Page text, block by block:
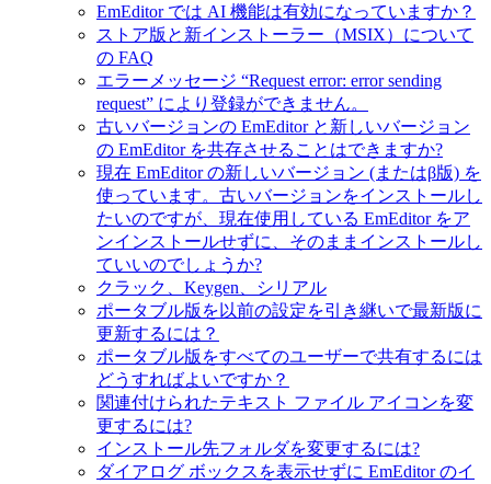
EmEditor では AI 機能は有効になっていますか？
ストア版と新インストーラー（MSIX）について
の FAQ
エラーメッセージ “Request error: error sending
request” により登録ができません。
古いバージョンの EmEditor と新しいバージョン
の EmEditor を共存させることはできますか?
現在 EmEditor の新しいバージョン (またはβ版) を
使っています。古いバージョンをインストールし
たいのですが、現在使用している EmEditor をア
ンインストールせずに、そのままインストールし
ていいのでしょうか?
クラック、Keygen、シリアル
ポータブル版を以前の設定を引き継いで最新版に
更新するには？
ポータブル版をすべてのユーザーで共有するには
どうすればよいですか？
関連付けられたテキスト ファイル アイコンを変
更するには?
インストール先フォルダを変更するには?
ダイアログ ボックスを表示せずに EmEditor のイ